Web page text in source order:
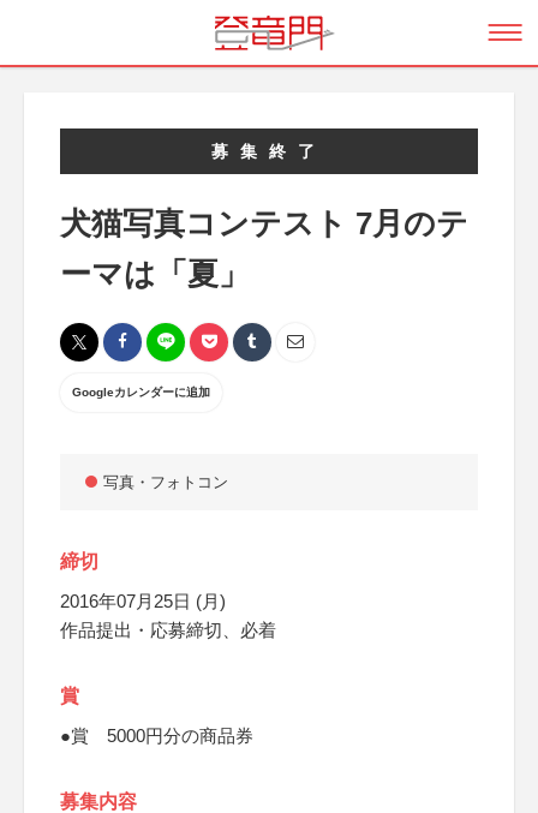
募集終了
犬猫写真コンテスト 7月のテ
ーマは「夏」
Googleカレンダーに追加
写真・フォトコン
締切
2016年07月25日 (月)
作品提出・応募締切、必着
賞
●賞 5000円分の商品券
募集内容